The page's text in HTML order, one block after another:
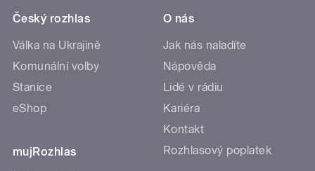
Český rozhlas
Válka na Ukrajině
Komunální volby
Stanice
eShop
mujRozhlas
O nás
Jak nás naladíte
Nápověda
Lidé v rádiu
Kariéra
Kontakt
Rozhlasový poplatek